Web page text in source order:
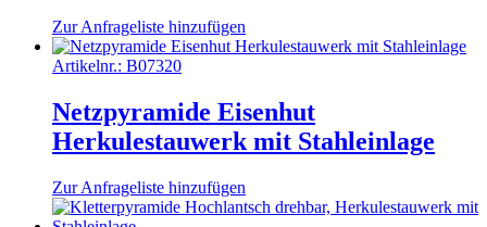
Zur Anfrageliste hinzufügen
Artikelnr.: B07320
Netzpyramide Eisenhut
Herkulestauwerk mit Stahleinlage
Zur Anfrageliste hinzufügen